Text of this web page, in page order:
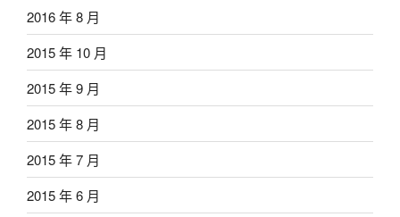
2016 年 8 月
2015 年 10 月
2015 年 9 月
2015 年 8 月
2015 年 7 月
2015 年 6 月